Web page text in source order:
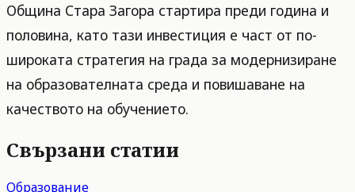
Община Стара Загора стартира преди година и
половина, като тази инвестиция е част от по-
широката стратегия на града за модернизиране
на образователната среда и повишаване на
качеството на обучението.
Свързани статии
Образование